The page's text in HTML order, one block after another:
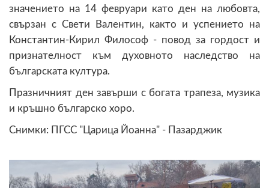
значението на 14 февруари като ден на любовта,
свързан с Свети Валентин, както и успението на
Константин-Кирил Философ - повод за гордост и
признателност към духовното наследство на
българската култура.
Празничният ден завърши с богата трапеза, музика
и кръшно българско хоро.
Снимки: ПГСС "Царица Йоанна" - Пазарджик